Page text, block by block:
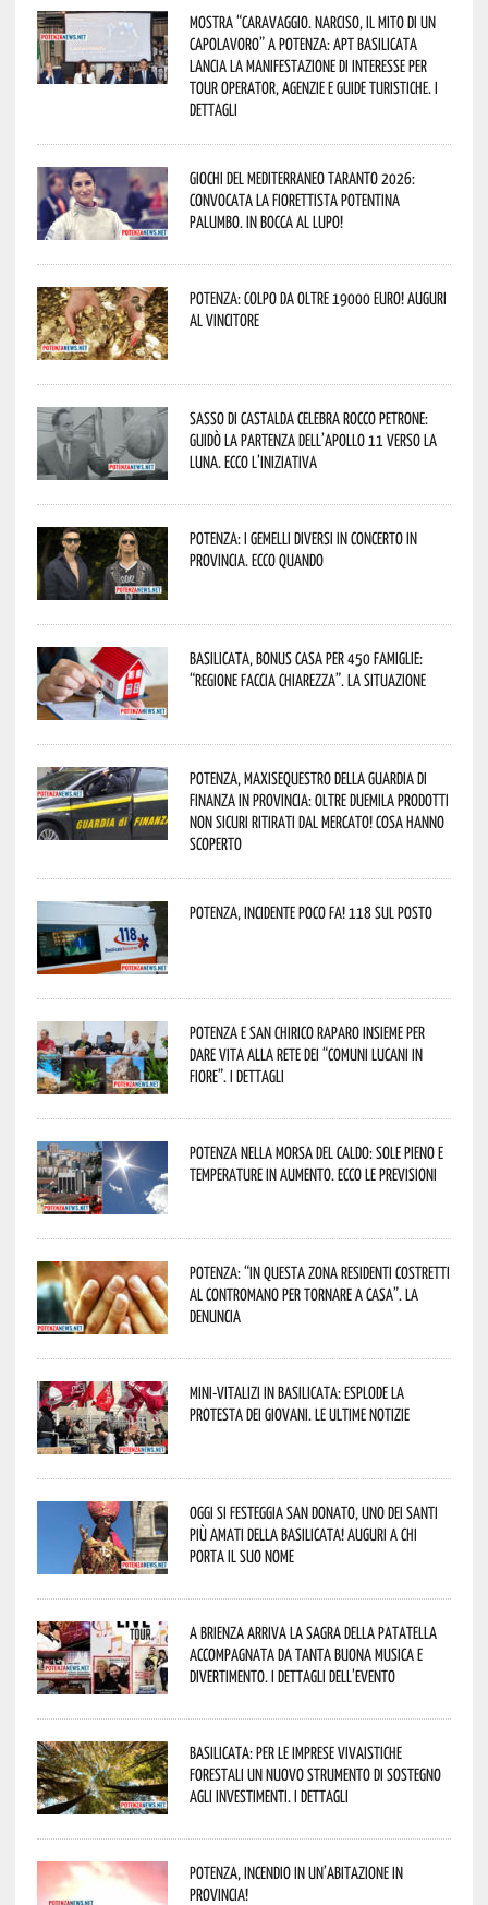
Mostra “Caravaggio. Narciso, il mito di un
capolavoro” a Potenza: APT Basilicata
lancia la manifestazione di interesse per
Tour Operator, Agenzie e Guide Turistiche. I
dettagli
Giochi del Mediterraneo Taranto 2026:
convocata la fiorettista potentina
Palumbo. In bocca al lupo!
Potenza: colpo da oltre 19000 Euro! Auguri
al vincitore
Sasso di Castalda celebra Rocco Petrone:
guidò la partenza dell’Apollo 11 verso la
Luna. Ecco l’iniziativa
Potenza: i Gemelli DiVersi in concerto in
provincia. Ecco quando
Basilicata, Bonus casa per 450 famiglie:
“Regione faccia chiarezza”. La situazione
Potenza, maxisequestro della Guardia di
Finanza in provincia: oltre duemila prodotti
non sicuri ritirati dal mercato! Cosa hanno
scoperto
Potenza, incidente poco fa! 118 sul posto
Potenza e San Chirico Raparo insieme per
dare vita alla rete dei “Comuni Lucani in
Fiore”. I dettagli
Potenza nella morsa del caldo: sole pieno e
temperature in aumento. Ecco le previsioni
Potenza: “In questa zona residenti costretti
al contromano per tornare a casa”. La
denuncia
Mini-vitalizi in Basilicata: esplode la
protesta dei giovani. Le ultime notizie
Oggi si festeggia San Donato, uno dei Santi
più amati della Basilicata! Auguri a chi
porta il suo nome
A Brienza arriva la Sagra della Patatella
accompagnata da tanta buona musica e
divertimento. I dettagli dell’evento
Basilicata: per le imprese vivaistiche
forestali un nuovo strumento di sostegno
agli investimenti. I dettagli
Potenza, incendio in un’abitazione in
provincia!